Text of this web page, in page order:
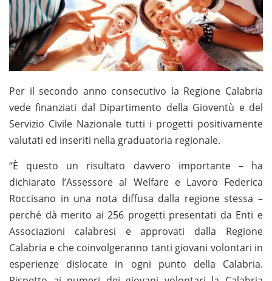
Per il secondo anno consecutivo la Regione Calabria
vede finanziati dal Dipartimento della Gioventù e del
Servizio Civile Nazionale tutti i progetti positivamente
valutati ed inseriti nella graduatoria regionale.
“È questo un risultato davvero importante – ha
dichiarato l’Assessore al Welfare e Lavoro Federica
Roccisano in una nota diffusa dalla regione stessa –
perché dà merito ai 256 progetti presentati da Enti e
Associazioni calabresi e approvati dalla Regione
Calabria e che coinvolgeranno tanti giovani volontari in
esperienze dislocate in ogni punto della Calabria.